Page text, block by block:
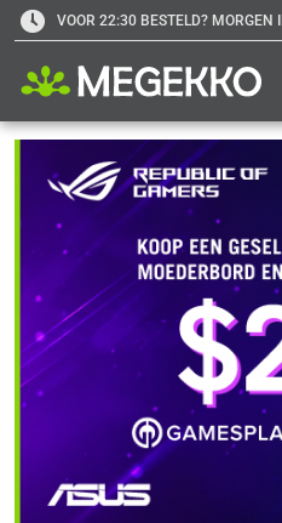
VOOR 22:30 BESTELD? MORGEN